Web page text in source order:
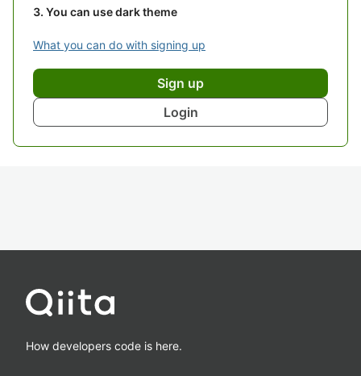
You can use dark theme
What you can do with signing up
Sign up
Login
How developers code is here.